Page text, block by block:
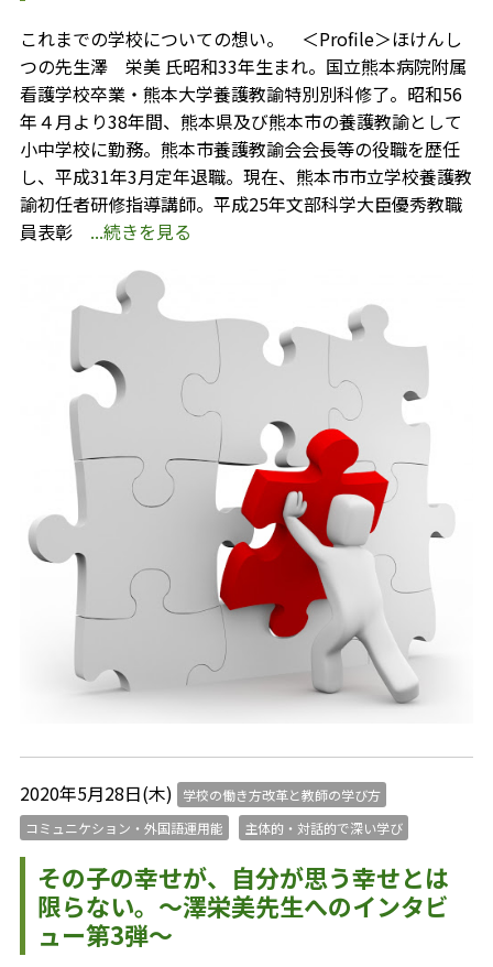
これまでの学校についての想い。 ＜Profile＞ほけんし
つの先生澤 栄美 氏昭和33年生まれ。国立熊本病院附属
看護学校卒業・熊本大学養護教諭特別別科修了。昭和56
年４月より38年間、熊本県及び熊本市の養護教諭として
小中学校に勤務。熊本市養護教諭会会長等の役職を歴任
し、平成31年3月定年退職。現在、熊本市市立学校養護教
諭初任者研修指導講師。平成25年文部科学大臣優秀教職
員表彰 ...続きを見る
2020年5月28日(木)
学校の働き方改革と教師の学び方
コミュニケション・外国語運用能
主体的・対話的で深い学び
その子の幸せが、自分が思う幸せとは
限らない。～澤栄美先生へのインタビ
ュー第3弾～